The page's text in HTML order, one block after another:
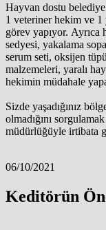
Hayvan dostu
1 veteriner hekim ve 1
görev yapıyor. Ayrıca
sedyesi, yakalama
serum seti, oksijen
malzemeleri, yaralı
hekimin müdahale
Sizde yaşadığınız
olmadığını
müdürlüğüyle irtibata
06/10/2021
Keditörün